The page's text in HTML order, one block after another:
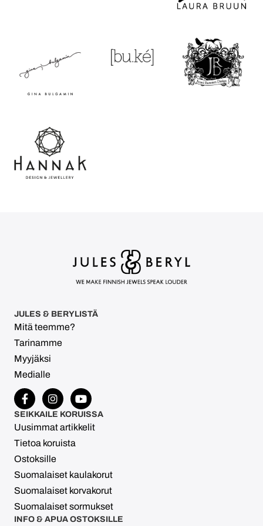
JULES & BERYLISTÄ
Mitä teemme?
Tarinamme
Myyjäksi
Medialle
SEIKKAILE KORUISSA
Uusimmat artikkelit
Tietoa koruista
Ostoksille
Suomalaiset kaulakorut
Suomalaiset korvakorut
Suomalaiset sormukset
INFO & APUA OSTOKSILLE